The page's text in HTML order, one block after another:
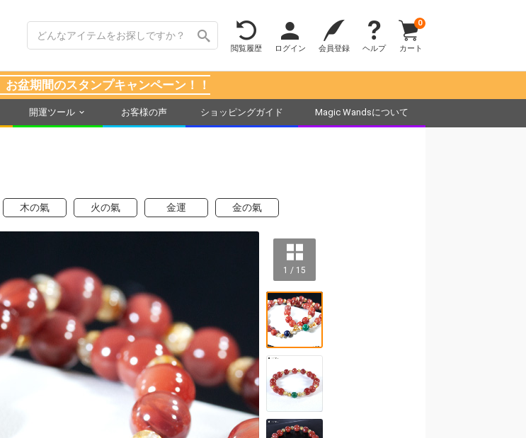
閲覧履歴 ログイン 会員登録 ヘルプ カート
0
お盆期間のスタンプキャンペーン！！
開運ツール お客様の声 ショッピングガイド Magic Wandsについて
木の氣 火の氣 金運 金の氣
1 / 15